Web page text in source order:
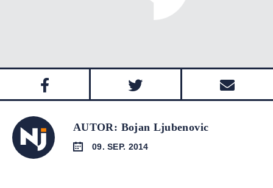
AUTOR: Bojan Ljubenovic
09. SEP. 2014